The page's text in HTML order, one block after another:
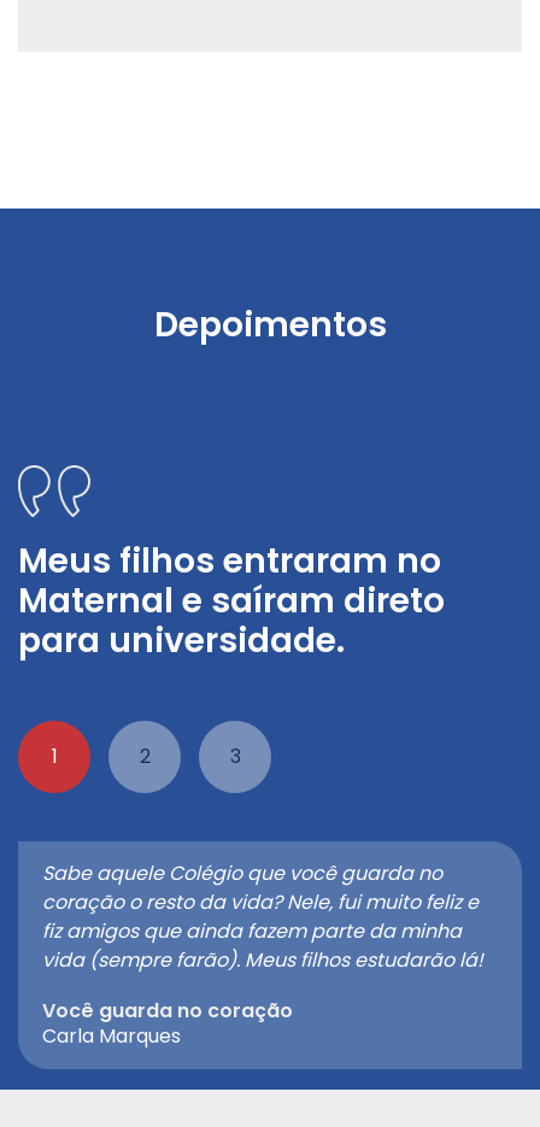
Depoimentos
Meus filhos entraram no
Maternal e saíram direto
para universidade.
Sabe aquele Colégio que você guarda no
coração o resto da vida? Nele, fui muito feliz e
fiz amigos que ainda fazem parte da minha
vida (sempre farão). Meus filhos estudarão lá!
Você guarda no coração
Carla Marques
1 2 3